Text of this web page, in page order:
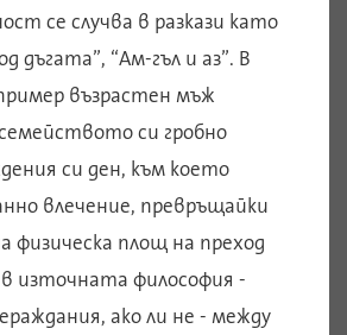
се случва в разкази като
дъгата”, “Ам-гъл и аз”. В
възрастен мъж
си гробно
си ден, към което
влечение, превръщайки
физическа площ на преход
източната философия -
ако ли не - между